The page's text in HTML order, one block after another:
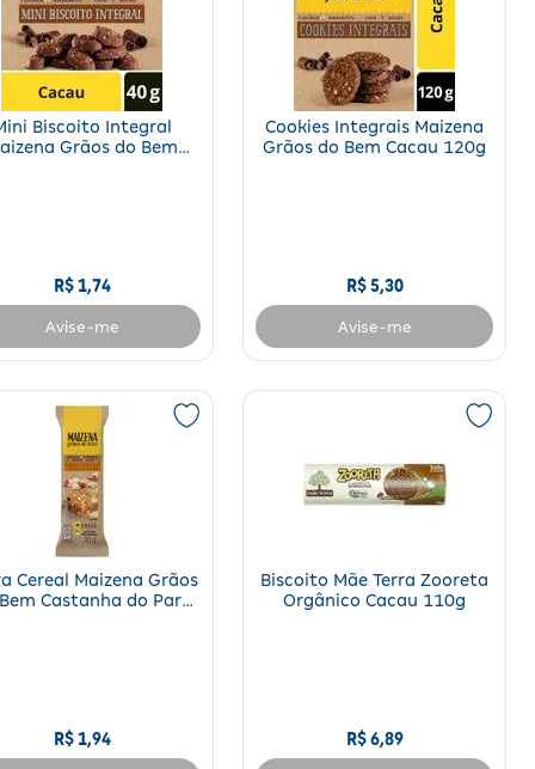
Biscoito Integral
Grãos do Bem
R$ 1,74
Avise-me
Cookies Integrais Maizena
Grãos do Bem Cacau 120g
R$ 5,30
Avise-me
Cereal Maizena Grãos
Castanha do Pará
R$ 1,94
Biscoito Mãe Terra Zooreta
Orgânico Cacau 110g
R$ 6,89